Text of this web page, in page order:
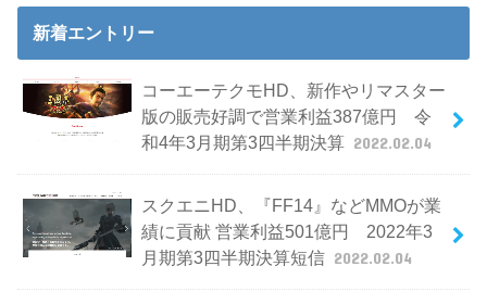
新着エントリー
コーエーテクモHD、新作やリマスター
版の販売好調で営業利益387億円 令
和4年3月期第3四半期決算 2022.02.04
スクエニHD、『FF14』などMMOが業
績に貢献 営業利益501億円 2022年3
月期第3四半期決算短信 2022.02.04